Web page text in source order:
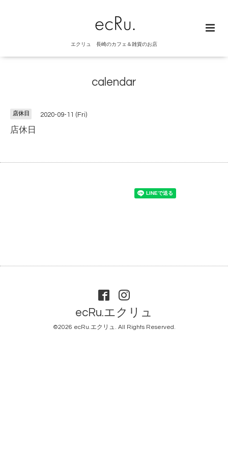
エクリュ 長崎のカフェ＆雑貨のお店
calendar
店休日 2020-09-11 (Fri)
店休日
ecRu.エクリュ
©2026 ecRu.エクリュ. All Rights Reserved.